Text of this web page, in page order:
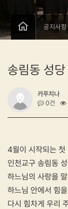
공지사항
송림동 성
카푸치나
0건
4월이 시작되는 첫
인천교구 송림동
하느님의 사랑을
하느님 안에서 힘
다시 힘차게 우리